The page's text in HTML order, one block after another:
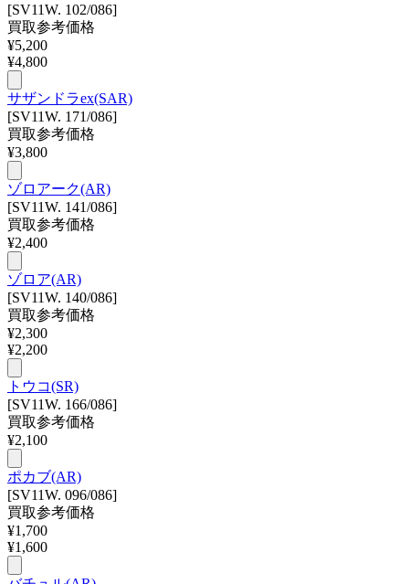
[SV11W. 102/086]
買取参考価格
¥5,200
¥4,800
サザンドラex(SAR)
[SV11W. 171/086]
買取参考価格
¥3,800
ゾロアーク(AR)
[SV11W. 141/086]
買取参考価格
¥2,400
ゾロア(AR)
[SV11W. 140/086]
買取参考価格
¥2,300
¥2,200
トウコ(SR)
[SV11W. 166/086]
買取参考価格
¥2,100
ポカブ(AR)
[SV11W. 096/086]
買取参考価格
¥1,700
¥1,600